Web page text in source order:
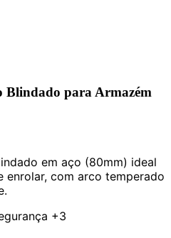
Blindado para Armazém
em aço (80mm) ideal
enrolar, com arco temperado
+3